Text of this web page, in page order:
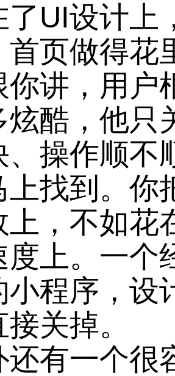
了UI设计上
首页做得花
你讲，用户
炫酷，他只
、操作顺不
上找到。你
上，不如花
度上。一个
小程序，设
关掉。
还有一个很